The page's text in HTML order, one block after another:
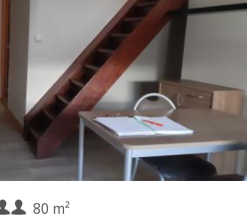
80 m²
pour étudiant(e)s Comprenant 2
équipée privée, une salle de bain privée.
meublé situation exceptionnelle dans le
piétonnier à 2min des facultés